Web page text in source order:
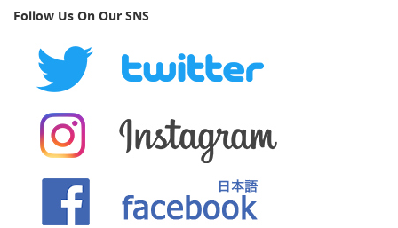
Follow Us On Our SNS